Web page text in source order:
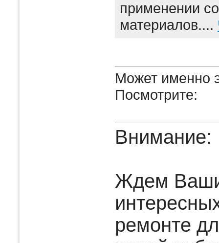
применении
материалов....
Может именно
Посмотрите:
Внимание:
Ждем
ремонте